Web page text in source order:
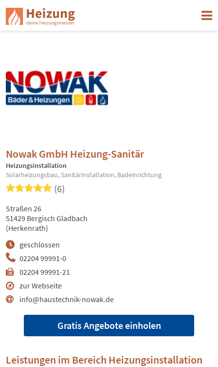
Nowak GmbH Heizung-Sanitär
Heizungsinstallation
Solarheizungsbau, Sanitärinstallation, Badeinrichtung
(6)
02204 99991-0
02204 99991-21
zur Webseite
info@haustechnik-nowak.de
geschlossen
Straßen 26
51429 Bergisch Gladbach
(Herkenrath)
Gratis Angebote einholen
Leistungen im Bereich Heizungsinstallation